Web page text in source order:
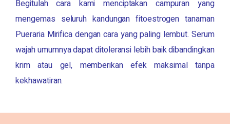
Begitulah cara kami menciptakan campuran yang
mengemas seluruh kandungan fitoestrogen tanaman
Pueraria Mirifica dengan cara yang paling lembut. Serum
wajah umumnya dapat ditoleransi lebih baik dibandingkan
krim atau gel, memberikan efek maksimal tanpa
kekhawatiran.